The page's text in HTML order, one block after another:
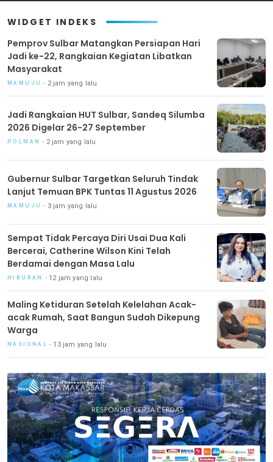
WIDGET INDEKS
Pemprov Sulbar Matangkan Persiapan Hari
Jadi ke-22, Rangkaian Kegiatan Libatkan
Masyarakat
MAMUJU 2 jam yang lalu
Jadi Rangkaian HUT Sulbar, Sandeq Silumba
2026 Digelar 26-27 September
POLMAN 2 jam yang lalu
Gubernur Sulbar Targetkan Seluruh Tindak
Lanjut Temuan BPK Tuntas 11 Agustus 2026
MAMUJU 3 jam yang lalu
Sempat Tidak Percaya Diri Usai Dua Kali
Bercerai, Catherine Wilson Kini Telah
Berdamai dengan Masa Lalu
HIBURAN 12 jam yang lalu
Maling Ketiduran Setelah Kelelahan Acak-
acak Rumah, Saat Bangun Sudah Dikepung
Warga
NASIONAL 13 jam yang lalu